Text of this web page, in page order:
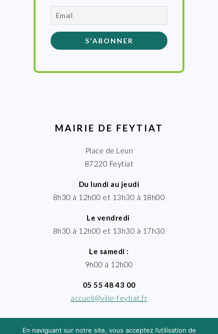
MAIRIE DE FEYTIAT
Place de Leun
87220 Feytiat
Du lundi au jeudi
8h30 à 12h00 et 13h30 à 18h00
Le vendredi
8h30 à 12h00 et 13h30 à 17h30
Le samedi :
9h00 à 12h00
05 55 48 43 00
accueil@ville-feytiat.fr
En naviguant sur notre site, vous acceptez l’utilisation de